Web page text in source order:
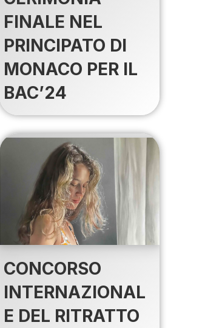
FINALE NEL
PRINCIPATO DI
MONACO PER IL
BAC’24
CONCORSO
INTERNAZIONAL
E DEL RITRATTO